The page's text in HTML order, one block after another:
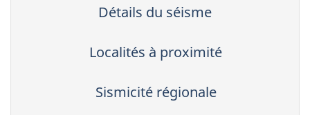
Détails du séisme
Localités à proximité
Sismicité régionale